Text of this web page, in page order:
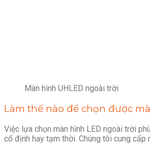
Màn hình UHLED ngoài trời
Làm thế nào để chọn được
Việc lựa chọn màn hình LED ngoài trời
cố định hay tạm thời. Chúng tôi cung